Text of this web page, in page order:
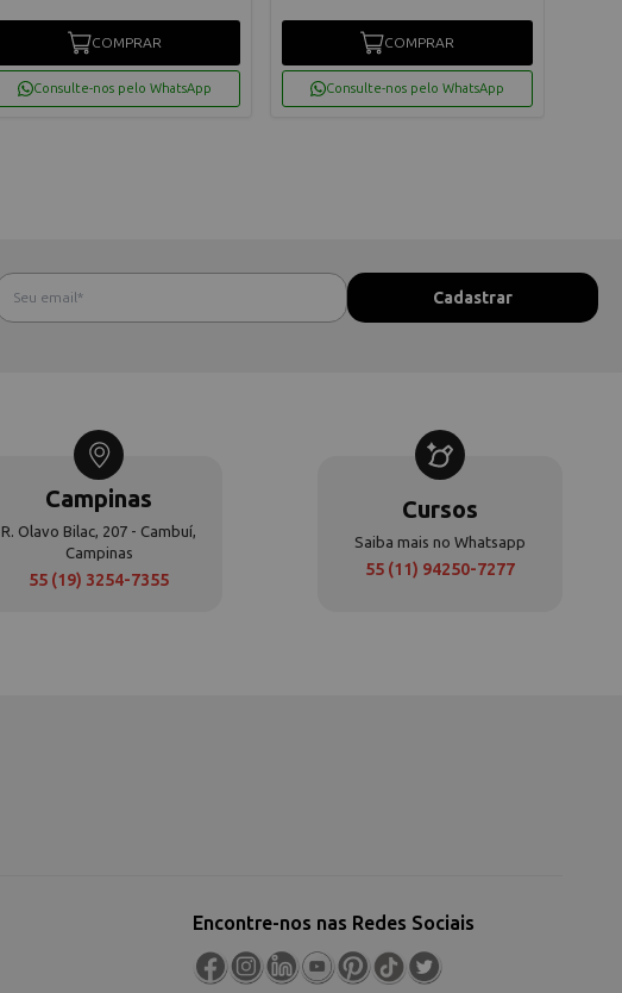
COMPRAR
Consulte-nos pelo WhatsApp
COMPRAR
Consulte-nos pelo WhatsApp
Campinas
R. Olavo Bilac, 207 - Cambuí,
Campinas
55 (19) 3254-7355
Cursos
Saiba mais no Whatsapp
55 (11) 94250-7277
Encontre-nos nas Redes Sociais